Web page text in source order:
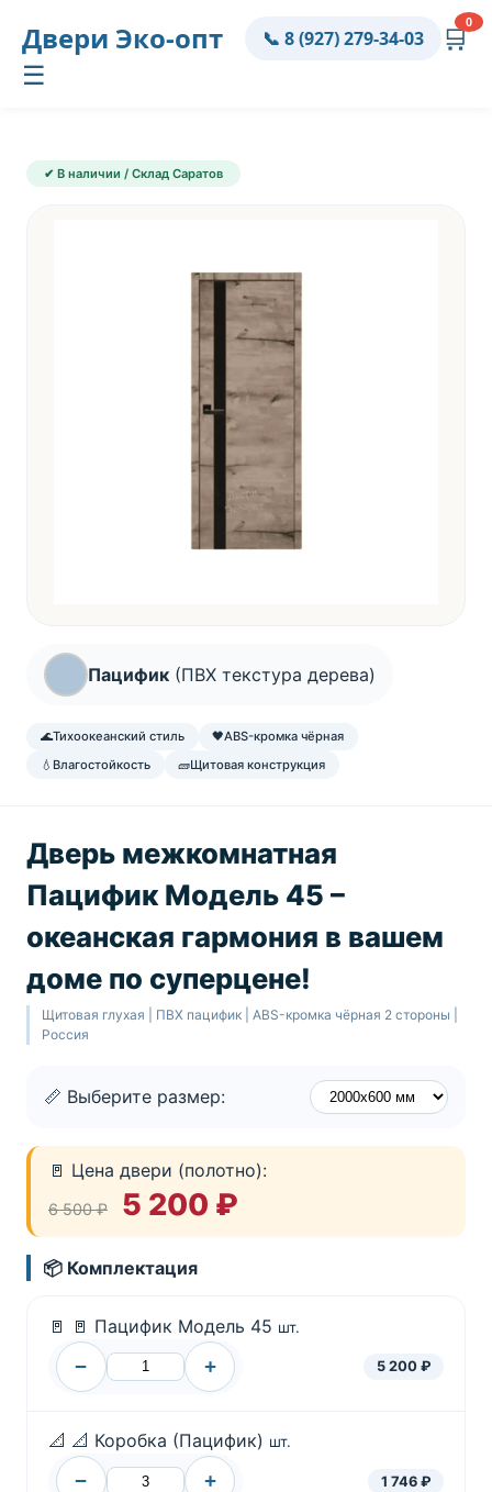
Двери Эко-опт
☰
📞 8 (927) 279-34-03 🛒
0
✔ В наличии / Склад Саратов
Пацифик (ПВХ текстура дерева)
🌊Тихоокеанский стиль 🖤ABS-кромка чёрная
💧 Влагостойкость 🧱Щитовая конструкция
Дверь межкомнатная
Пацифик Модель 45 –
океанская гармония в вашем
доме по суперцене!
Щитовая глухая | ПВХ пацифик | ABS-кромка чёрная 2 стороны |
Россия
📏 Выберите размер:
🚪 Цена двери (полотно):
6 500 ₽ 5 200 ₽
📦 Комплектация
🚪 🚪 Пацифик Модель 45 шт.
− + 5 200 ₽
📐 📐 Коробка (Пацифик) шт.
− + 1 746 ₽